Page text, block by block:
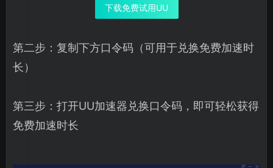
下载免费试用UU
第二步：复制下方口令码（可用于兑换免费加速时
长）
第三步：打开UU加速器兑换口令码，即可轻松获得
免费加速时长